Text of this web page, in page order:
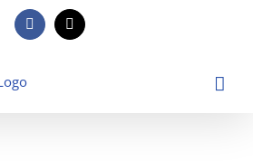
Facebook
E-
post